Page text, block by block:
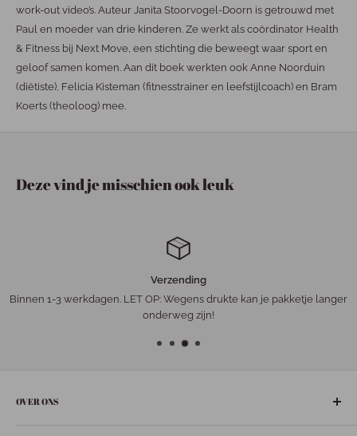
work-out video’s. Auteur Janita Stoorvogel-Doorn is getrouwd met
Paul en moeder van drie kinderen. Ze werkt als coördinator Health
& Fitness bij Next Move, een stichting die beweegt waar sport en
geloof samen komen. Aan dit boek werkten ook Anne Noorduin
(diëtiste), Felicia Kisteman (fitnesstrainer en leefstijlcoach) en Bram
Koerts (theoloog) mee.
Deze vind je misschien ook leuk
Verzending
Binnen 1-3 werkdagen. LET OP: Wegens drukte kan je pakketje langer
onderweg zijn!
OVER ONS